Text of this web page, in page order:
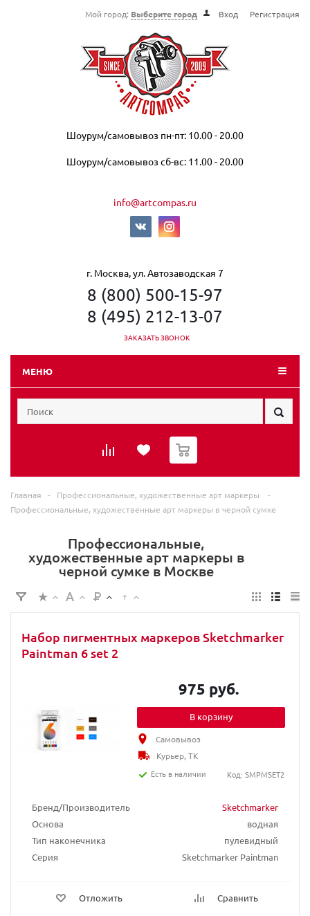
Мой город: Выберите город Вход Регистрация
Шоурум/самовывоз пн-пт: 10.00 - 20.00
Шоурум/самовывоз сб-вс: 11.00 - 20.00
info@artcompas.ru
г. Москва, ул. Автозаводская 7
8 (800) 500-15-97
8 (495) 212-13-07
ЗАКАЗАТЬ ЗВОНОК
МЕНЮ
0
Главная - Профессиональные, художественные арт маркеры
-
Профессиональные, художественные арт маркеры в черной сумке
Профессиональные,
художественные арт маркеры в
черной сумке в Москве
Набор пигментных маркеров Sketchmarker
Paintman 6 set 2
Бренд/Производитель
Sketchmarker
Основа
водная
Тип наконечника
пулевидный
Серия
Sketchmarker Paintman
Отложить Сравнить
975 руб.
В корзину
Самовывоз
Курьер, ТК
Есть в наличии
Код: SMPMSET2